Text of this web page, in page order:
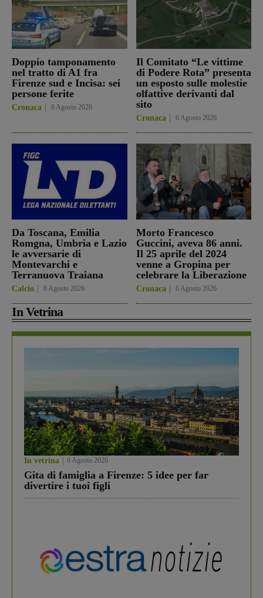
Doppio tamponamento
nel tratto di A1 fra
Firenze sud e Incisa: sei
persone ferite
Cronaca 6 Agosto 2026
Il Comitato “Le vittime
di Podere Rota” presenta
un esposto sulle molestie
olfattive derivanti dal
sito
Cronaca 6 Agosto 2026
Da Toscana, Emilia
Romgna, Umbria e Lazio
le avversarie di
Montevarchi e
Terranuova Traiana
Calcio 6 Agosto 2026
Morto Francesco
Guccini, aveva 86 anni.
Il 25 aprile del 2024
venne a Gropina per
celebrare la Liberazione
Cronaca 6 Agosto 2026
In Vetrina
In vetrina 6 Agosto 2026
Gita di famiglia a Firenze: 5 idee per far
divertire i tuoi figli